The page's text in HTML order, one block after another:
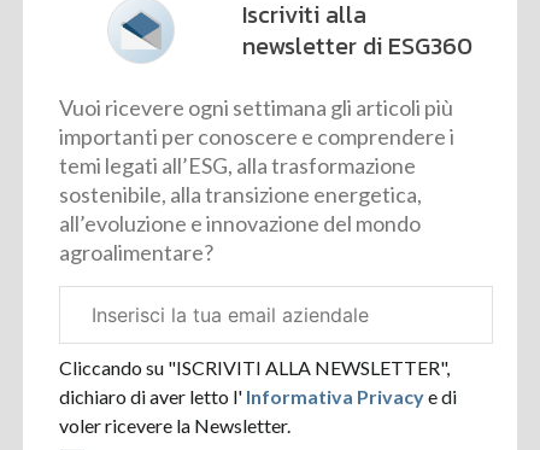
Iscriviti alla
newsletter di ESG360
Vuoi ricevere ogni settimana gli articoli più
importanti per conoscere e comprendere i
temi legati all’ESG, alla trasformazione
sostenibile, alla transizione energetica,
all’evoluzione e innovazione del mondo
agroalimentare?
aziendale
Cliccando su "ISCRIVITI ALLA NEWSLETTER",
dichiaro di aver letto l' Informativa Privacye di
voler ricevere la Newsletter.